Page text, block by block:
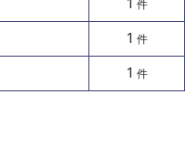
1 件
1 件
1 件